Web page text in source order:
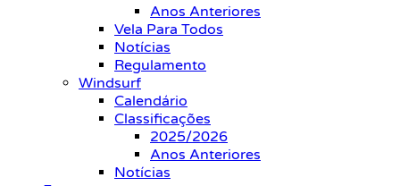
Anos Anteriores
Vela Para Todos
Notícias
Regulamento
Windsurf
Calendário
Classificações
2025/2026
Anos Anteriores
Notícias